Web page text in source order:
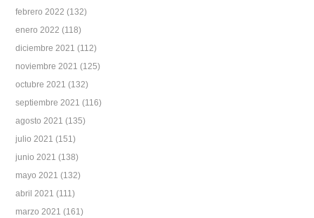
febrero 2022 (132)
enero 2022 (118)
diciembre 2021 (112)
noviembre 2021 (125)
octubre 2021 (132)
septiembre 2021 (116)
agosto 2021 (135)
julio 2021 (151)
junio 2021 (138)
mayo 2021 (132)
abril 2021 (111)
marzo 2021 (161)